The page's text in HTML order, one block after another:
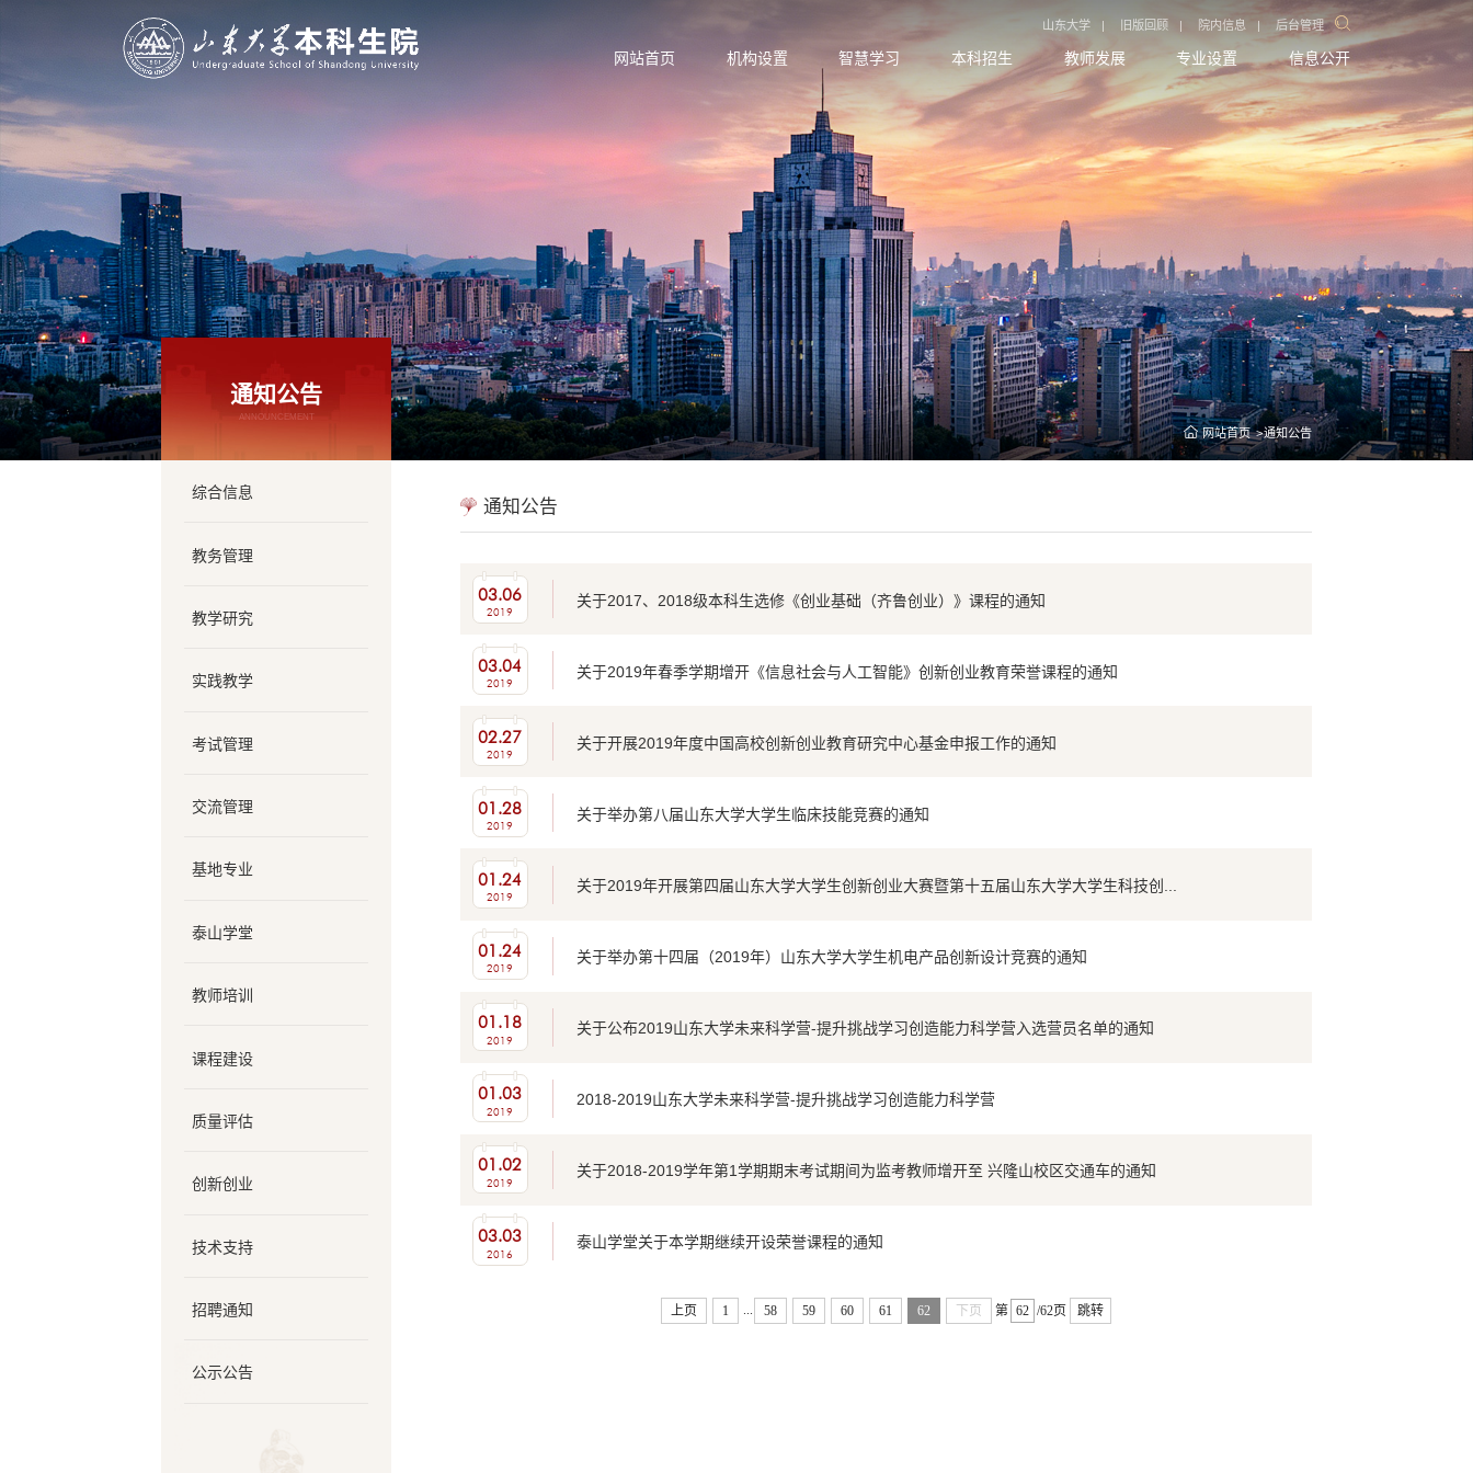
山东大学 | 旧版回顾 | 院内信息 | 后台管理
网站首页 机构设置 智慧学习 本科招生 教师发展 专业设置 信息公开
通知公告
ANNOUNCEMENT
综合信息
教务管理
教学研究
实践教学
考试管理
交流管理
基地专业
泰山学堂
教师培训
课程建设
质量评估
创新创业
技术支持
招聘通知
公示公告
网站首页 通知公告
通知公告
03.06
2019
关于2017、2018级本科生选修《创业基础（齐鲁创业）》课程的通知
03.04
2019
关于2019年春季学期增开《信息社会与人工智能》创新创业教育荣誉课程的通知
02.27
2019
关于开展2019年度中国高校创新创业教育研究中心基金申报工作的通知
01.28
2019
关于举办第八届山东大学大学生临床技能竞赛的通知
01.24
2019
关于2019年开展第四届山东大学大学生创新创业大赛暨第十五届山东大学大学生科技创...
01.24
2019
关于举办第十四届（2019年）山东大学大学生机电产品创新设计竞赛的通知
01.18
2019
关于公布2019山东大学未来科学营-提升挑战学习创造能力科学营入选营员名单的通知
01.03
2019
2018-2019山东大学未来科学营-提升挑战学习创造能力科学营
01.02
2019
关于2018-2019学年第1学期期末考试期间为监考教师增开至 兴隆山校区交通车的通知
03.03
2016
泰山学堂关于本学期继续开设荣誉课程的通知
上页 1 ... 58 59 60 61 62 下页 第 /62页 跳转